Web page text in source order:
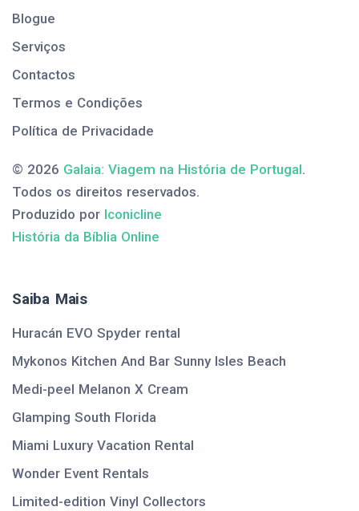
Blogue
Serviços
Contactos
Termos e Condições
Política de Privacidade
© 2026 Galaia: Viagem na História de Portugal.
Todos os direitos reservados.
Produzido por Iconicline
História da Bíblia Online
Saiba Mais
Huracán EVO Spyder rental
Mykonos Kitchen And Bar Sunny Isles Beach
Medi-peel Melanon X Cream
Glamping South Florida
Miami Luxury Vacation Rental
Wonder Event Rentals
Limited-edition Vinyl Collectors